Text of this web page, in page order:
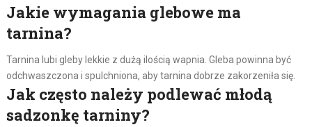
Jakie wymagania glebowe ma
tarnina?
Tarnina lubi gleby lekkie z dużą ilością wapnia. Gleba powinna być
odchwaszczona i spulchniona, aby tarnina dobrze zakorzeniła się.
Jak często należy podlewać młodą
sadzonkę tarniny?